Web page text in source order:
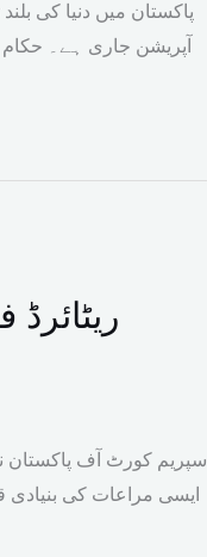
آپریشن جاری ہے۔
سپریم کورٹ آف پاکستان
ایسی مراعات کی بنیادی